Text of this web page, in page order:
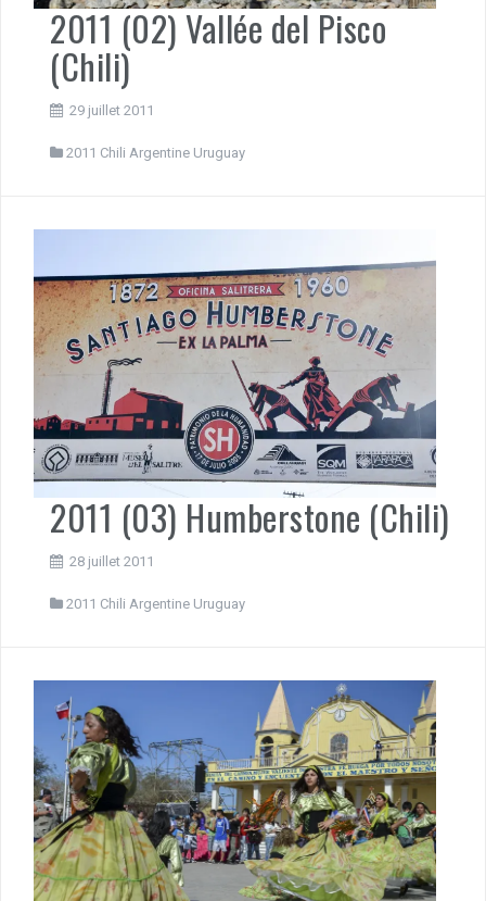
2011 (02) Vallée del Pisco
(Chili)
29 juillet 2011
2011 Chili Argentine Uruguay
2011 (03) Humberstone (Chili)
28 juillet 2011
2011 Chili Argentine Uruguay